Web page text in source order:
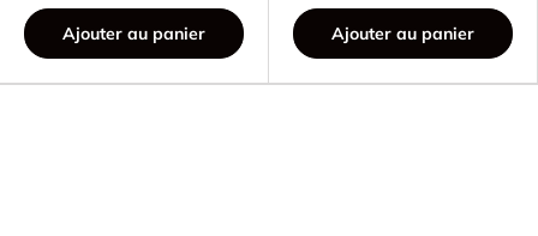
Ajouter au panier Ajouter au panier